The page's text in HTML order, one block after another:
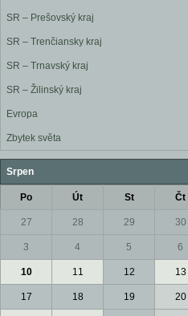
SR – Prešovský kraj
SR – Trenčiansky kraj
SR – Trnavský kraj
SR – Žilinský kraj
Evropa
Zbytek světa
Srpen
Po Út St Čt
27 28 29 30
3 4 5 6
10 11 12 13
17 18 19 20